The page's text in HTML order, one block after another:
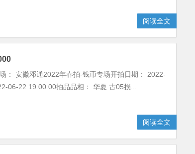
阅读全文
： 安徽邓通2022年春拍-钱币专场开拍日期： 2022-
06-22 19:00:00拍品品相： 华夏 古05损...
阅读全文